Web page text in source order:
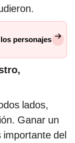
personajes
lados,
Ganar un
importante del